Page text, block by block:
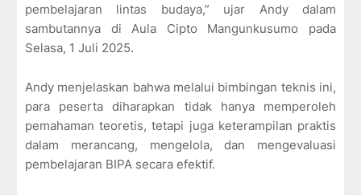
pembelajaran lintas budaya,” ujar Andy dalam
sambutannya di Aula Cipto Mangunkusumo pada
Selasa, 1 Juli 2025.
Andy menjelaskan bahwa melalui bimbingan teknis ini,
para peserta diharapkan tidak hanya memperoleh
pemahaman teoretis, tetapi juga keterampilan praktis
dalam merancang, mengelola, dan mengevaluasi
pembelajaran BIPA secara efektif.